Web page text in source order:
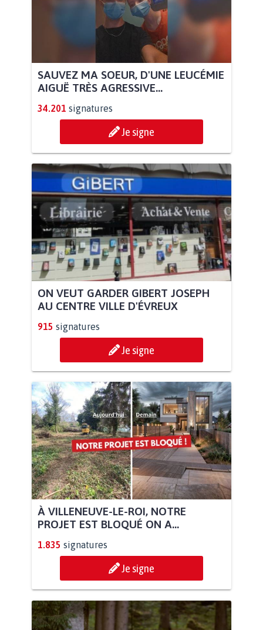
SAUVEZ MA SOEUR, D'UNE LEUCÉMIE
AIGUË TRÈS AGRESSIVE...
34.201 signatures
Je signe
ON VEUT GARDER GIBERT JOSEPH
AU CENTRE VILLE D'ÉVREUX
915 signatures
Je signe
À VILLENEUVE-LE-ROI, NOTRE
PROJET EST BLOQUÉ ON A...
1.835 signatures
Je signe